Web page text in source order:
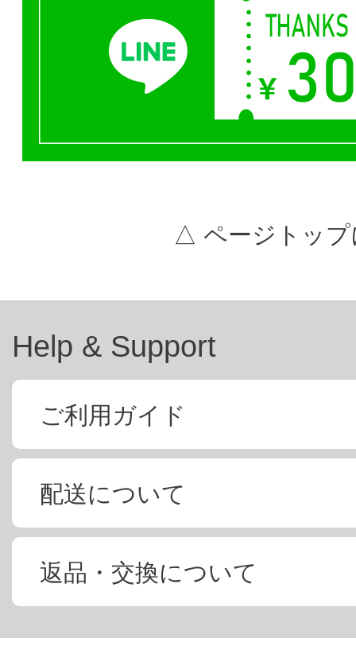
△ ページトップ
Help & Support
ご利用ガイド
配送について
返品・交換について